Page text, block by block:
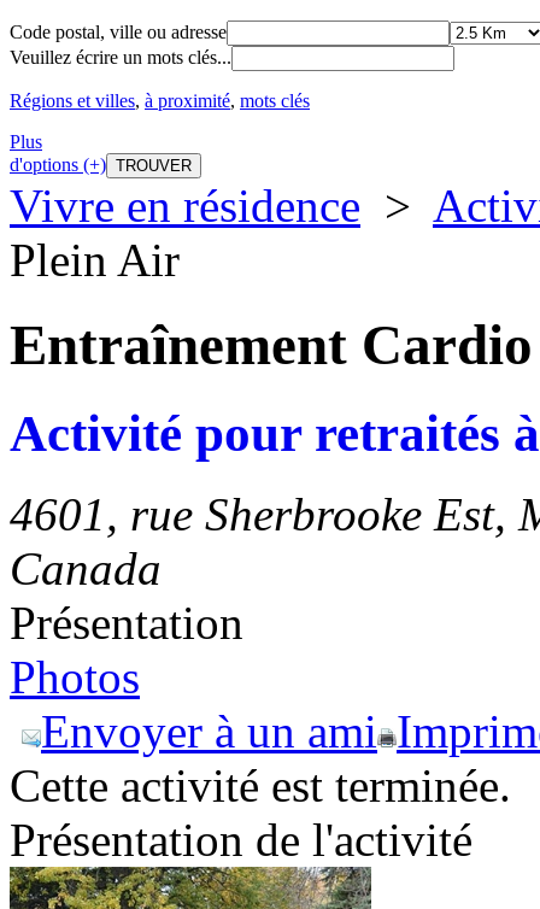
Code postal, ville ou adresse
Veuillez écrire un mots clés...
Régions et villes, à proximité, mots clés
Plus
d'options (+)
Vivre en résidence >
Plein Air
Entraînement
Activité pour retraités
4601, rue Sherbrooke Est,
Canada
Présentation
Photos
Envoyer à un ami
Cette activité est terminée.
Présentation de l'activité